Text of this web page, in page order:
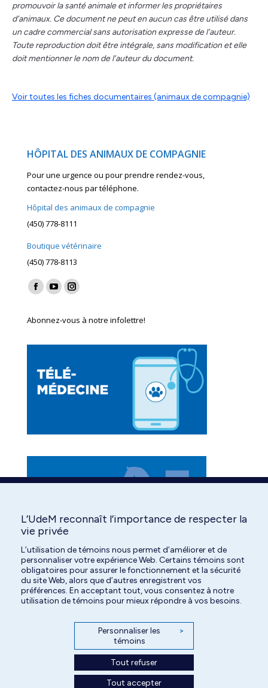
promouvoir la santé animale et informer les propriétaires
d’animaux. Ce document ne peut en aucun cas être utilisé dans
un cadre commercial sans autorisation expresse de l’auteur.
Toute reproduction doit être intégrale, sans modification et elle
doit mentionner le nom de l’auteur du document.
Voir toutes les fiches documentaires (animaux de compagnie)
HÔPITAL DES ANIMAUX DE COMPAGNIE
Pour une urgence ou pour prendre rendez-vous,
contactez-nous par téléphone.
Hôpital des animaux de compagnie
(450) 778-8111
Boutique vétérinaire
(450) 778-8113
Find us on:
Facebook
opens
window
YouTube
opens
window
Instagram
opens
window
Abonnez-vous à notre infolettre!
L’UdeM reconnaît l’importance de respecter la
vie privée
L’utilisation de témoins nous permet d’améliorer et de
personnaliser votre expérience Web. Certains témoins sont
obligatoires pour assurer le fonctionnement et la sécurité
du site Web, alors que d’autres enregistrent vos
préférences. En acceptant tout, vous consentez à notre
utilisation de témoins pour mieux répondre à vos besoins.
Personnaliser les
témoins
>
Tout refuser
Tout accepter